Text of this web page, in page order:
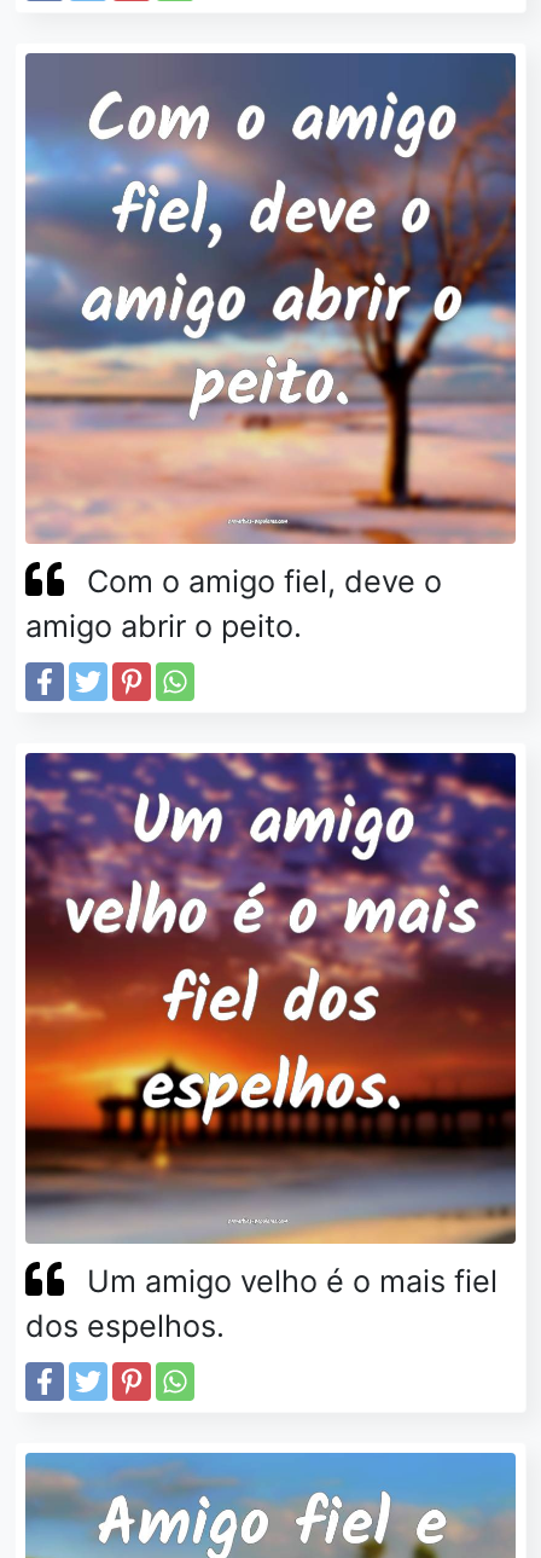
Com o amigo fiel, deve o
amigo abrir o peito.
Um amigo velho é o mais fiel
dos espelhos.